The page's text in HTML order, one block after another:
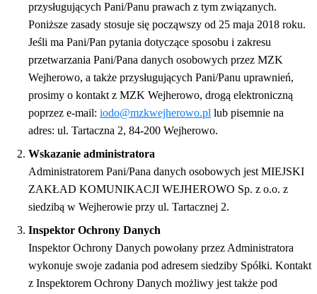
przysługujących Pani/Panu prawach z tym związanych.
Poniższe zasady stosuje się począwszy od 25 maja 2018 roku.
Jeśli ma Pani/Pan pytania dotyczące sposobu i zakresu
przetwarzania Pani/Pana danych osobowych przez MZK
Wejherowo, a także przysługujących Pani/Panu uprawnień,
prosimy o kontakt z MZK Wejherowo, drogą elektroniczną
poprzez e-mail: iodo@mzkwejherowo.pl lub pisemnie na
adres: ul. Tartaczna 2, 84-200 Wejherowo.
Wskazanie administratora
Administratorem Pani/Pana danych osobowych jest MIEJSKI
ZAKŁAD KOMUNIKACJI WEJHEROWO Sp. z o.o. z
siedzibą w Wejherowie przy ul. Tartacznej 2.
Inspektor Ochrony Danych
Inspektor Ochrony Danych powołany przez Administratora
wykonuje swoje zadania pod adresem siedziby Spółki. Kontakt
z Inspektorem Ochrony Danych możliwy jest także pod